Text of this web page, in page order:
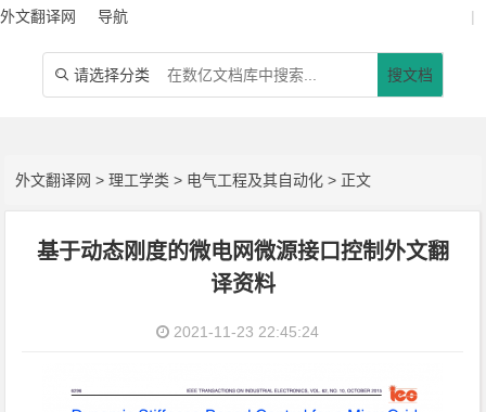
外文翻译网 导航 |
 请选择分类 搜文档
外文翻译网 >理工学类 > 电气工程及其自动化 > 正文
基于动态刚度的微电网微源接口控制外文翻
译资料
2021-11-23 22:45:24